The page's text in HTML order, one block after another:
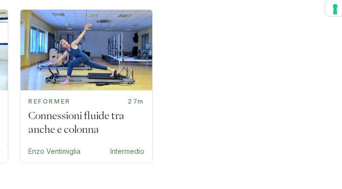
REFORMER 27m
Connessioni fluide tra
anche e colonna
Enzo Ventimiglia Intermedio